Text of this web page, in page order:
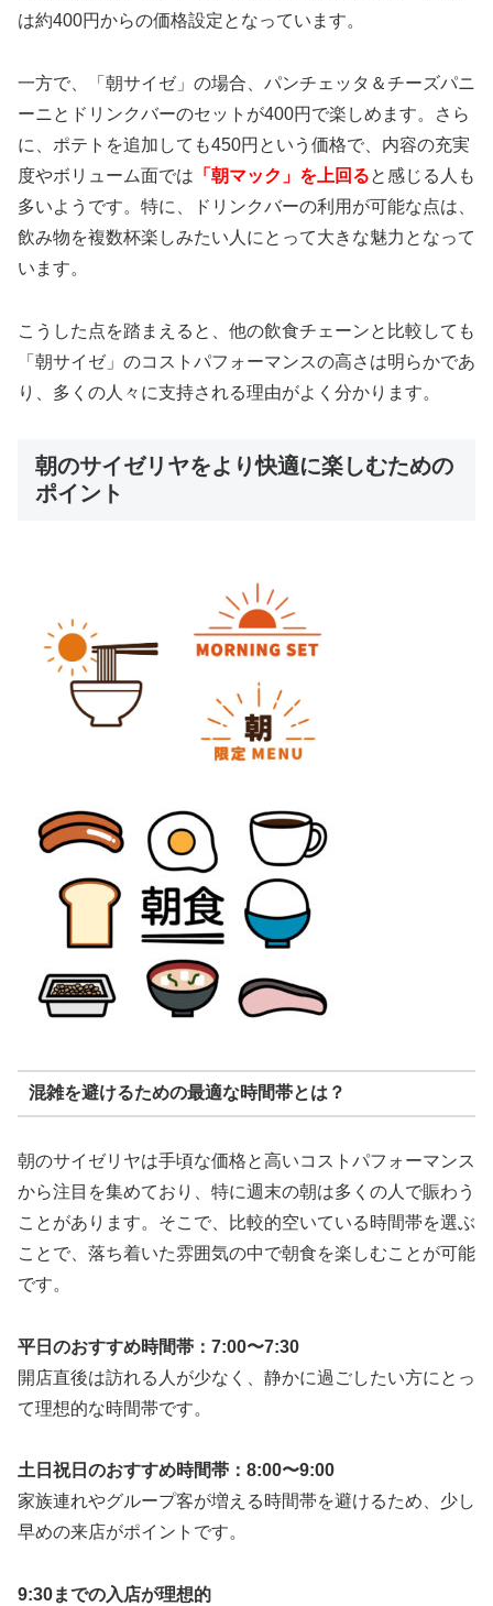
は約400円からの価格設定となっています。
一方で、「朝サイゼ」の場合、パンチェッタ＆チーズパニ
ーニとドリンクバーのセットが400円で楽しめます。さら
に、ポテトを追加しても450円という価格で、内容の充実
度やボリューム面では 「朝マック」を上回ると感じる人も
多いようです。特に、ドリンクバーの利用が可能な点は、
飲み物を複数杯楽しみたい人にとって大きな魅力となって
います。
こうした点を踏まえると、他の飲食チェーンと比較しても
「朝サイゼ」のコストパフォーマンスの高さは明らかであ
り、多くの人々に支持される理由がよく分かります。
朝のサイゼリヤをより快適に楽しむための
ポイント
混雑を避けるための最適な時間帯とは？
朝のサイゼリヤは手頃な価格と高いコストパフォーマンス
から注目を集めており、特に週末の朝は多くの人で賑わう
ことがあります。そこで、比較的空いている時間帯を選ぶ
ことで、落ち着いた雰囲気の中で朝食を楽しむことが可能
です。
平日のおすすめ時間帯：7:00〜7:30
開店直後は訪れる人が少なく、静かに過ごしたい方にとっ
て理想的な時間帯です。
土日祝日のおすすめ時間帯：8:00〜9:00
家族連れやグループ客が増える時間帯を避けるため、少し
早めの来店がポイントです。
9:30までの入店が理想的